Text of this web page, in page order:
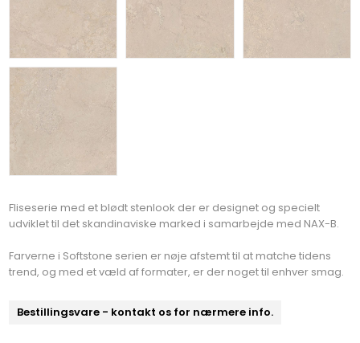
Fliseserie med et blødt stenlook der er designet og specielt
udviklet til det skandinaviske marked i samarbejde med NAX-B.
Farverne i Softstone serien er nøje afstemt til at matche tidens
trend, og med et væld af formater, er der noget til enhver smag.
Bestillingsvare - kontakt os for nærmere info.